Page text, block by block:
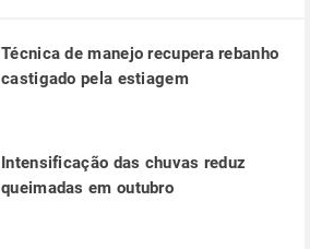
Técnica de manejo recupera rebanho
castigado pela estiagem
Intensificação das chuvas reduz
queimadas em outubro